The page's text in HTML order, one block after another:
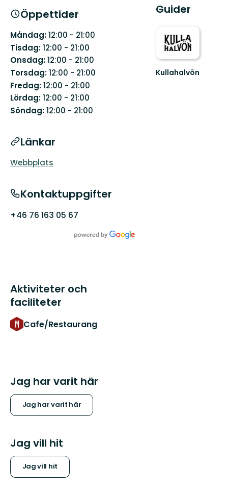
Öppettider
Måndag:12:00 - 21:00
Tisdag:12:00 - 21:00
Onsdag:12:00 - 21:00
Torsdag:12:00 - 21:00
Fredag:12:00 - 21:00
Lördag:12:00 - 21:00
Söndag:12:00 - 21:00
Länkar
Webbplats
Kontaktuppgifter
+46 76 163 05 67
Aktiviteter och
faciliteter
Cafe/Restaurang
Jag har varit här
Jag har varit här
Jag vill hit
Jag vill hit
Guider
Kullahalvön